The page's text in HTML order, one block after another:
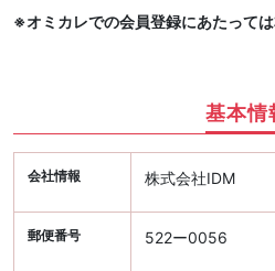
※オミカレでの会員登録にあたっては
基本情
会社情報 株式会社IDM
郵便番号 522ー0056